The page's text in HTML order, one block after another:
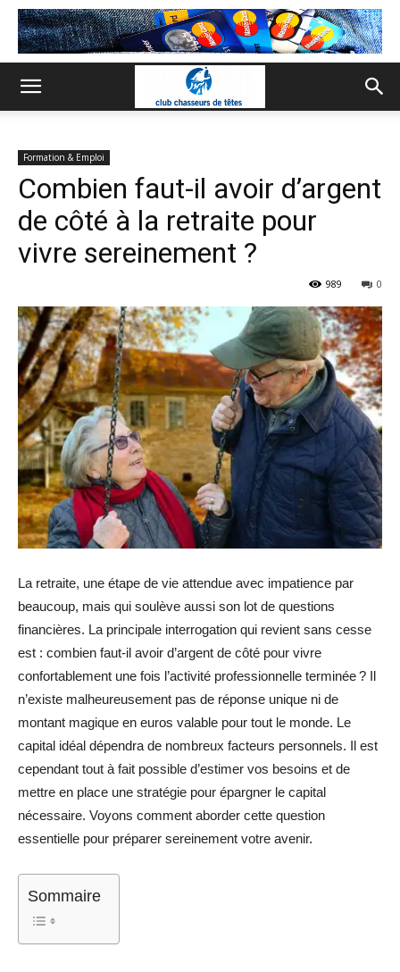
Formation & Emploi
Combien faut-il avoir d’argent
de côté à la retraite pour
vivre sereinement ?
0
989
La retraite, une étape de vie attendue avec impatience par
beaucoup, mais qui soulève aussi son lot de questions
financières. La principale interrogation qui revient sans cesse
est : combien faut-il avoir d’argent de côté pour vivre
confortablement une fois l’activité professionnelle terminée ? Il
n’existe malheureusement pas de réponse unique ni de
montant magique en euros valable pour tout le monde. Le
capital idéal dépendra de nombreux facteurs personnels. Il est
cependant tout à fait possible d’estimer vos besoins et de
mettre en place une stratégie pour épargner le capital
nécessaire. Voyons comment aborder cette question
essentielle pour préparer sereinement votre avenir.
Sommaire